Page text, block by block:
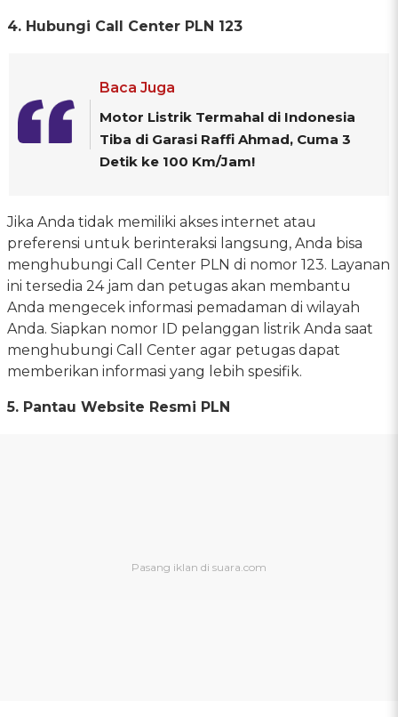
4. Hubungi Call Center PLN 123
Baca Juga
Motor Listrik Termahal di Indonesia
Tiba di Garasi Raffi Ahmad, Cuma 3
Detik ke 100 Km/Jam!
Jika Anda tidak memiliki akses internet atau
preferensi untuk berinteraksi langsung, Anda bisa
menghubungi Call Center PLN di nomor 123. Layanan
ini tersedia 24 jam dan petugas akan membantu
Anda mengecek informasi pemadaman di wilayah
Anda. Siapkan nomor ID pelanggan listrik Anda saat
menghubungi Call Center agar petugas dapat
memberikan informasi yang lebih spesifik.
5. Pantau Website Resmi PLN